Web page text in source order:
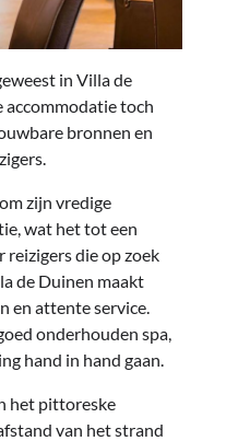
in Villa de
accommodatie toch
bronnen en
zijn vredige
wat het tot een
reizigers die op zoek
de Duinen maakt
en attente service.
onderhouden spa,
hand in hand gaan.
het pittoreske
van het strand